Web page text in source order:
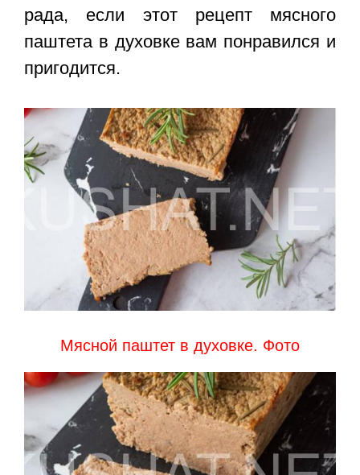
рада, если этот рецепт мясного
паштета в духовкевам понравился и
пригодится.
Мясной паштет в духовке. Фото